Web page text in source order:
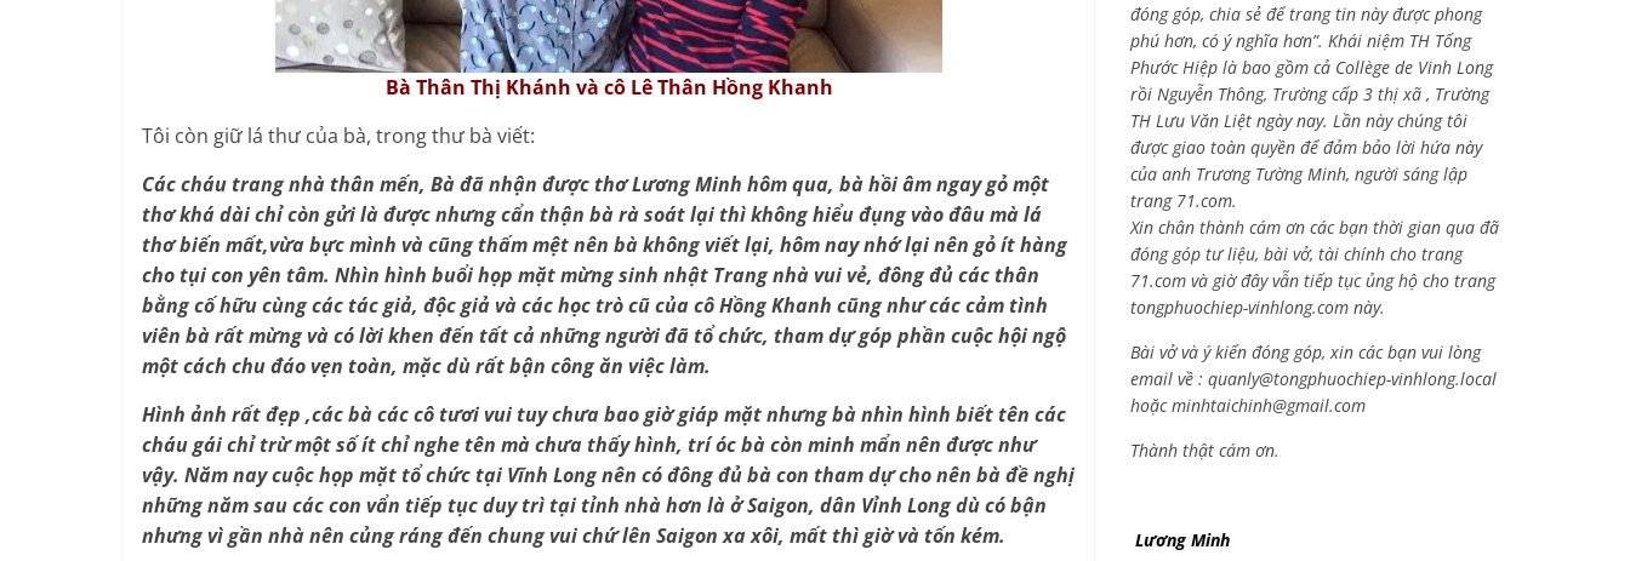
Bà Thân Thị Khánh và cô Lê Thân Hồng Khanh
Tôi còn giữ lá thư của bà, trong thư bà viết:
Các cháu trang nhà thân mến, Bà đã nhận được thơ Lương Minh hôm qua, bà hồi âm ngay gỏ một
thơ khá dài chỉ còn gửi là được nhưng cẩn thận bà rà soát lại thì không hiểu đụng vào đâu mà lá
thơ biến mất,vừa bực mình và cũng thấm mệt nên bà không viết lại, hôm nay nhớ lại nên gỏ ít hàng
cho tụi con yên tâm. Nhìn hình buổi họp mặt mừng sinh nhật Trang nhà vui vẻ, đông đủ các thân
bằng cố hữu cùng các tác giả, độc giả và các học trò cũ của cô Hồng Khanh cũng như các cảm tình
viên bà rất mừng và có lời khen đến tất cả những người đã tổ chức, tham dự góp phần cuộc hội ngộ
một cách chu đáo vẹn toàn, mặc dù rất bận công ăn việc làm.
Hình ảnh rất đẹp ,các bà các cô tươi vui tuy chưa bao giờ giáp mặt nhưng bà nhìn hình biết tên các
cháu gái chỉ trừ một số ít chỉ nghe tên mà chưa thấy hình, trí óc bà còn minh mẩn nên được như
vậy. Năm nay cuộc họp mặt tổ chức tại Vĩnh Long nên có đông đủ bà con tham dự cho nên bà đề nghị
những năm sau các con vẩn tiếp tục duy trì tại tỉnh nhà hơn là ở Saigon, dân Vỉnh Long dù có bận
nhưng vì gần nhà nên củng ráng đến chung vui chứ lên Saigon xa xôi, mất thì giờ và tốn kém.
đóng góp, chia sẻ để trang tin này được phong
phú hơn, có ý nghĩa hơn”. Khái niệm TH Tống
Phước Hiệp là bao gồm cả Collège de Vinh Long
rồi Nguyễn Thông, Trường cấp 3 thị xã , Trường
TH Lưu Văn Liệt ngày nay. Lần này chúng tôi
được giao toàn quyền để đảm bảo lời hứa này
của anh Trương Tường Minh, người sáng lập
trang 71.com.
Xin chân thành cám ơn các bạn thời gian qua đã
đóng góp tư liệu, bài vở, tài chính cho trang
71.com và giờ đây vẫn tiếp tục ủng hộ cho trang
tongphuochiep-vinhlong.com này.
Bài vở và ý kiến đóng góp, xin các bạn vui lòng
email về : quanly@tongphuochiep-vinhlong.local
hoặcminhtaichinh@gmail.com
Thành thật cám ơn.
Lương Minh